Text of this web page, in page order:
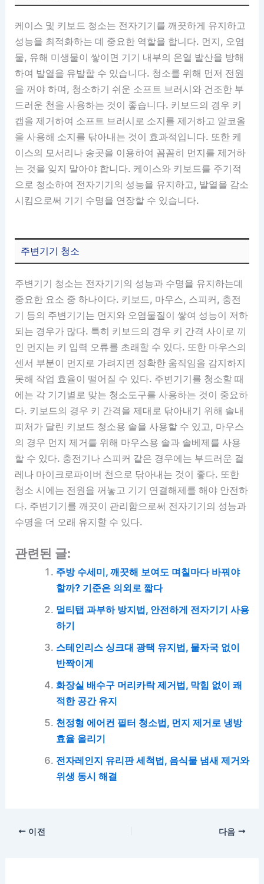
케이스 및 키보드 청소는 전자기기를 깨끗하게 유지하고
성능을 최적화하는 데 중요한 역할을 합니다. 먼지, 오염
물, 유해 미생물이 쌓이면 기기 내부의 온열 발산을 방해
하여 발열을 유발할 수 있습니다. 청소를 위해 먼저 전원
을 꺼야 하며, 청소하기 쉬운 소프트 브러시와 건조한 부
드러운 천을 사용하는 것이 좋습니다. 키보드의 경우 키
캡을 제거하여 소프트 브러시로 소지를 제거하고 알코올
을 사용해 소지를 닦아내는 것이 효과적입니다. 또한 케
이스의 모서리나 송곳을 이용하여 꼼꼼히 먼지를 제거하
는 것을 잊지 말아야 합니다. 케이스와 키보드를 주기적
으로 청소하여 전자기기의 성능을 유지하고, 발열을 감소
시킴으로써 기기 수명을 연장할 수 있습니다.
주변기기 청소
주변기기 청소는 전자기기의 성능과 수명을 유지하는데
중요한 요소 중 하나이다. 키보드, 마우스, 스피커, 충전
기 등의 주변기기는 먼지와 오염물질이 쌓여 성능이 저하
되는 경우가 많다. 특히 키보드의 경우 키 간격 사이로 끼
인 먼지는 키 입력 오류를 초래할 수 있다. 또한 마우스의
센서 부분이 먼지로 가려지면 정확한 움직임을 감지하지
못해 작업 효율이 떨어질 수 있다. 주변기기를 청소할 때
에는 각 기기별로 맞는 청소도구를 사용하는 것이 중요하
다. 키보드의 경우 키 간격을 제대로 닦아내기 위해 솔내
피처가 달린 키보드 청소용 솔을 사용할 수 있고, 마우스
의 경우 먼지 제거를 위해 마우스용 솔과 솔베제를 사용
할 수 있다. 충전기나 스피커 같은 경우에는 부드러운 걸
레나 마이크로파이버 천으로 닦아내는 것이 좋다. 또한
청소 시에는 전원을 꺼놓고 기기 연결해제를 해야 안전하
다. 주변기기를 깨끗이 관리함으로써 전자기기의 성능과
수명을 더 오래 유지할 수 있다.
관련된 글:
주방 수세미, 깨끗해 보여도 며칠마다 바꿔야
할까? 기준은 의외로 짧다
멀티탭 과부하 방지법, 안전하게 전자기기 사용
하기
스테인리스 싱크대 광택 유지법, 물자국 없이
반짝이게
화장실 배수구 머리카락 제거법, 막힘 없이 쾌
적한 공간 유지
천정형 에어컨 필터 청소법, 먼지 제거로 냉방
효율 올리기
전자레인지 유리판 세척법, 음식물 냄새 제거와
위생 동시 해결
이전 다음